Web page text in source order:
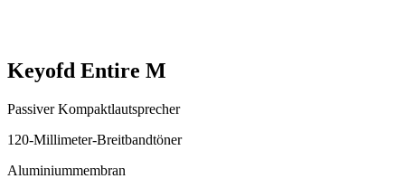
Keyofd Entire M
Passiver Kompaktlautsprecher
120-Millimeter-Breitbandtöner
Aluminiummembran